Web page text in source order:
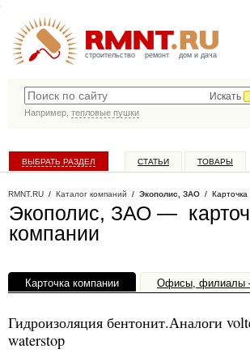
строительство ремонт дом и дача
Искать
Например, тепловые пушки
ВЫБРАТЬ РАЗДЕЛ СТАТЬИ ТОВАРЫ
RMNT.RU / Каталог компаний / Экополис, ЗАО / Карточка
Экополис, ЗАО —
компании
Карточка компании Офисы, филиалы
Гидроизоляция бентонит.Аналоги
waterstop